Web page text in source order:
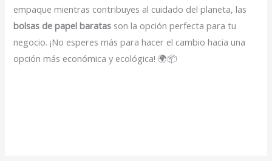
empaque mientras contribuyes al cuidado del planeta, las
bolsas de papel baratas son la opción perfecta para tu
negocio. ¡No esperes más para hacer el cambio hacia una
opción más económica y ecológica! 🌍📦